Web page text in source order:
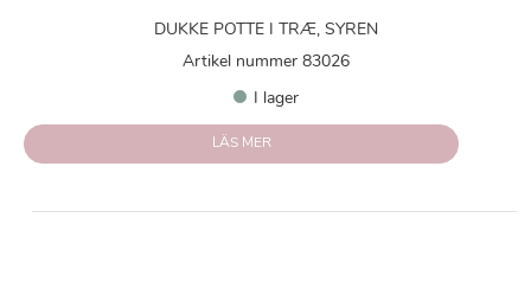
DUKKE POTTE I TRÆ, SYREN
Artikel nummer 83026
I lager
LÄS MER